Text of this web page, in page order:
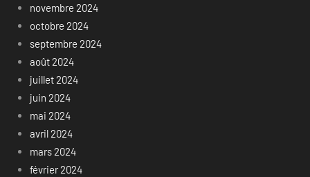
novembre 2024
octobre 2024
septembre 2024
août 2024
juillet 2024
juin 2024
mai 2024
avril 2024
mars 2024
février 2024